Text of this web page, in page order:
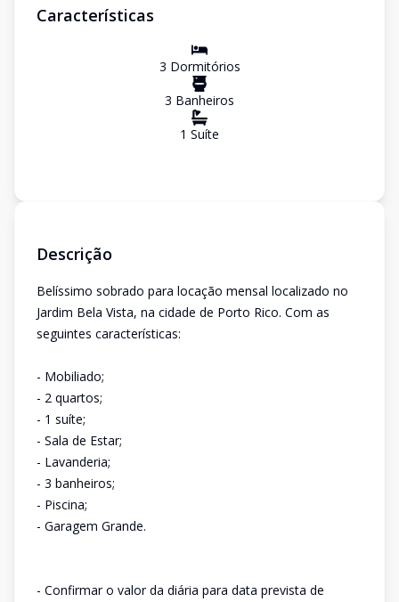
Características
3 Dormitórios
3 Banheiros
1 Suíte
Descrição
Belíssimo sobrado para locação mensal localizado no
Jardim Bela Vista, na cidade de Porto Rico. Com as
seguintes características:
- Mobiliado;
- 2 quartos;
- 1 suíte;
- Sala de Estar;
- Lavanderia;
- 3 banheiros;
- Piscina;
- Garagem Grande.
- Confirmar o valor da diária para data prevista de